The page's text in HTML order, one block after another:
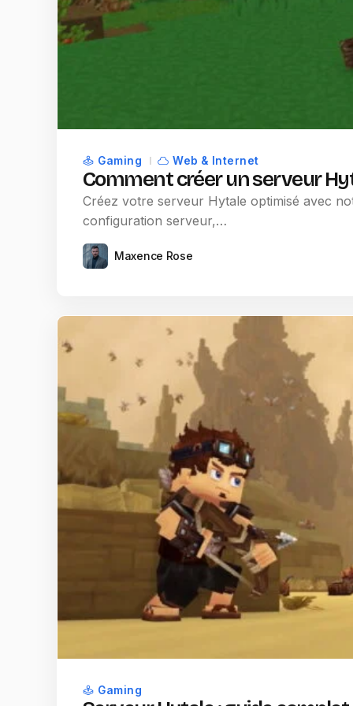
Gaming Web & Internet
Comment créer un serveur
Créez votre serveur Hytale optimisé avec
configuration serveur,…
Maxence Rose
Gaming